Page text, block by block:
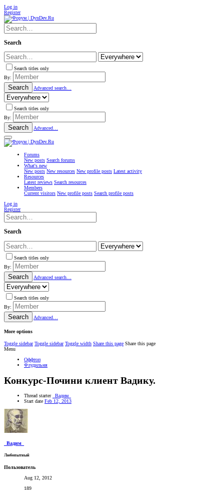
Log in
Register
Search
Search titles only
By:
Search Advanced search…
Search titles only
By:
Search Advanced…
Forums
New posts Search forums
What's new
New posts New resources New profile posts Latest activity
Resources
Latest reviews Search resources
Members
Current visitors New profile posts Search profile posts
Log in
Register
Search
Search titles only
By:
Search Advanced search…
Search titles only
By:
Search Advanced…
More options
Toggle sidebar Toggle sidebar Toggle width Share this page Share this page
Menu
Оффтоп
Флудильня
Конкурс-Почини клиент Вадику.
Thread starter
_Вадим_
Start date Feb 12, 2013
_Вадим_
Любопытный
Пользователь
Aug 12, 2012
189